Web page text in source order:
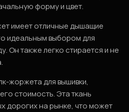
форму и цвет.
имеет отличные дышащие
идеальным выбором для
Он также легко стирается и не
жоржета для вышивки,
стоимость. Эта ткань
дорогих на рынке, что может